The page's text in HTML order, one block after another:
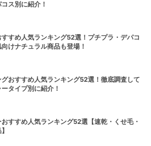
ス別に紹介！
すめ人気ランキング52選！プチプラ・デパコ
けナチュラル商品も登場！
グおすすめ人気ランキング52選！徹底調査して
タイプ別に紹介！
おすすめ人気ランキング52選【速乾・くせ毛・